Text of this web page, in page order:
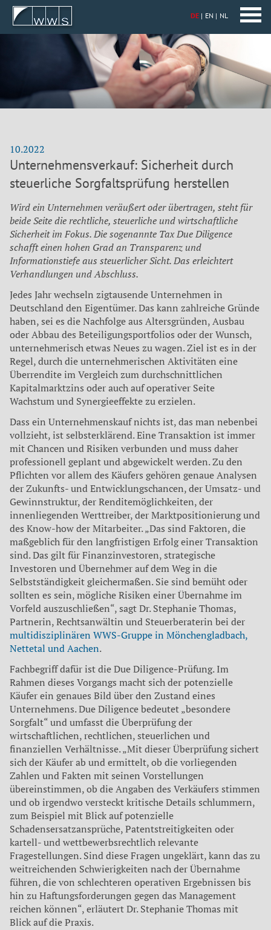
DE EN NL
10.2022
Unternehmensverkauf: Sicherheit durch
steuerliche Sorgfaltsprüfung herstellen
Wird ein Unternehmen veräußert oder übertragen, steht für
beide Seite die rechtliche, steuerliche und wirtschaftliche
Sicherheit im Fokus. Die sogenannte Tax Due Diligence
schafft einen hohen Grad an Transparenz und
Informationstiefe aus steuerlicher Sicht. Das erleichtert
Verhandlungen und Abschluss.
Jedes Jahr wechseln zigtausende Unternehmen in
Deutschland den Eigentümer. Das kann zahlreiche Gründe
haben, sei es die Nachfolge aus Altersgründen, Ausbau
oder Abbau des Beteiligungsportfolios oder der Wunsch,
unternehmerisch etwas Neues zu wagen. Ziel ist es in der
Regel, durch die unternehmerischen Aktivitäten eine
Überrendite im Vergleich zum durchschnittlichen
Kapitalmarktzins oder auch auf operativer Seite
Wachstum und Synergieeffekte zu erzielen.
Dass ein Unternehmenskauf nichts ist, das man nebenbei
vollzieht, ist selbsterklärend. Eine Transaktion ist immer
mit Chancen und Risiken verbunden und muss daher
professionell geplant und abgewickelt werden. Zu den
Pflichten vor allem des Käufers gehören genaue Analysen
der Zukunfts- und Entwicklungschancen, der Umsatz- und
Gewinnstruktur, der Renditemöglichkeiten, der
innenliegenden Werttreiber, der Marktpositionierung und
des Know-how der Mitarbeiter. „Das sind Faktoren, die
maßgeblich für den langfristigen Erfolg einer Transaktion
sind. Das gilt für Finanzinvestoren, strategische
Investoren und Übernehmer auf dem Weg in die
Selbstständigkeit gleichermaßen. Sie sind bemüht oder
sollten es sein, mögliche Risiken einer Übernahme im
Vorfeld auszuschließen“, sagt Dr. Stephanie Thomas,
Partnerin, Rechtsanwältin und Steuerberaterin bei der
multidisziplinären WWS-Gruppe in Mönchengladbach,
Nettetal und Aachen.
Fachbegriff dafür ist die Due Diligence-Prüfung. Im
Rahmen dieses Vorgangs macht sich der potenzielle
Käufer ein genaues Bild über den Zustand eines
Unternehmens. Due Diligence bedeutet „besondere
Sorgfalt“ und umfasst die Überprüfung der
wirtschaftlichen, rechtlichen, steuerlichen und
finanziellen Verhältnisse. „Mit dieser Überprüfung sichert
sich der Käufer ab und ermittelt, ob die vorliegenden
Zahlen und Fakten mit seinen Vorstellungen
übereinstimmen, ob die Angaben des Verkäufers stimmen
und ob irgendwo versteckt kritische Details schlummern,
zum Beispiel mit Blick auf potenzielle
Schadensersatzansprüche, Patentstreitigkeiten oder
kartell- und wettbewerbsrechtlich relevante
Fragestellungen. Sind diese Fragen ungeklärt, kann das zu
weitreichenden Schwierigkeiten nach der Übernahme
führen, die von schlechteren operativen Ergebnissen bis
hin zu Haftungsforderungen gegen das Management
reichen können“, erläutert Dr. Stephanie Thomas mit
Blick auf die Praxis.